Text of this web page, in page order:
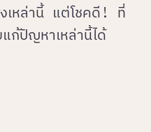
งเหล่านี้ แต่โชคดี! ที่
แก้ปัญหาเหล่านี้ได้